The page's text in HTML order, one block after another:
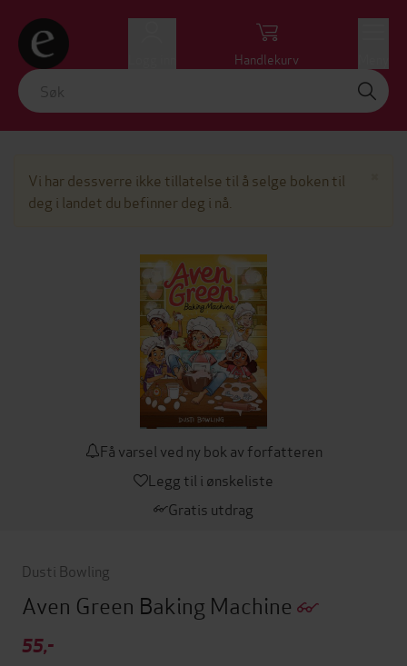
Handlekurv
Vi har dessverre ikke tillatelse til å selge boken til
deg i landet du befinner deg i nå.
Få varsel ved ny bok av forfatteren
Legg til i ønskeliste
Gratis utdrag
Dusti Bowling
Aven Green Baking Machine
55,-